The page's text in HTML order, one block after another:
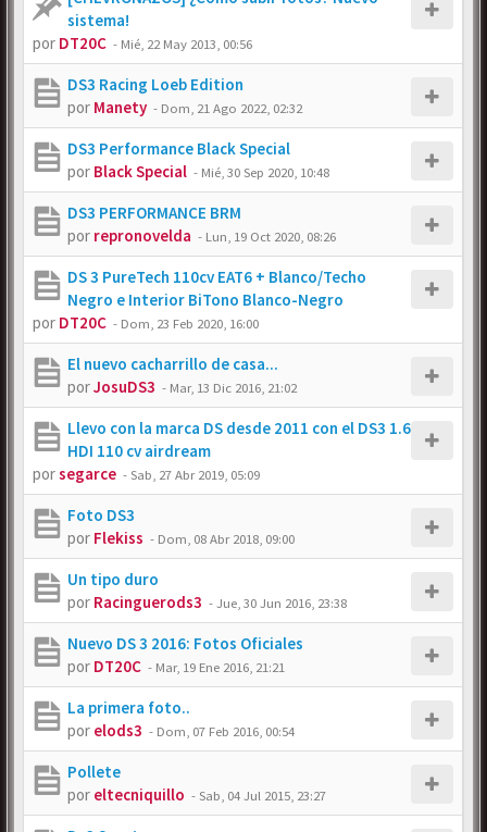
sistema!
por DT20C - Mié, 22 May 2013, 00:56
DS3 Racing Loeb Edition
por Manety - Dom, 21 Ago 2022, 02:32
DS3 Performance Black Special
por Black Special - Mié, 30 Sep 2020, 10:48
DS3 PERFORMANCE BRM
por repronovelda - Lun, 19 Oct 2020, 08:26
DS 3 PureTech 110cv EAT6 + Blanco/Techo
Negro e Interior BiTono Blanco-Negro
por DT20C - Dom, 23 Feb 2020, 16:00
El nuevo cacharrillo de casa...
porJosuDS3 - Mar, 13 Dic 2016, 21:02
Llevo con la marca DS desde 2011 con el DS3 1.6
HDI 110 cv airdream
porsegarce -Sab, 27 Abr 2019, 05:09
Foto DS3
por Flekiss - Dom, 08 Abr 2018, 09:00
Un tipo duro
por Racinguerods3 -Jue, 30 Jun 2016, 23:38
Nuevo DS 3 2016: Fotos Oficiales
por DT20C - Mar, 19 Ene 2016, 21:21
La primera foto..
por elods3 - Dom, 07 Feb 2016, 00:54
Pollete
por eltecniquillo -Sab, 04 Jul 2015, 23:27